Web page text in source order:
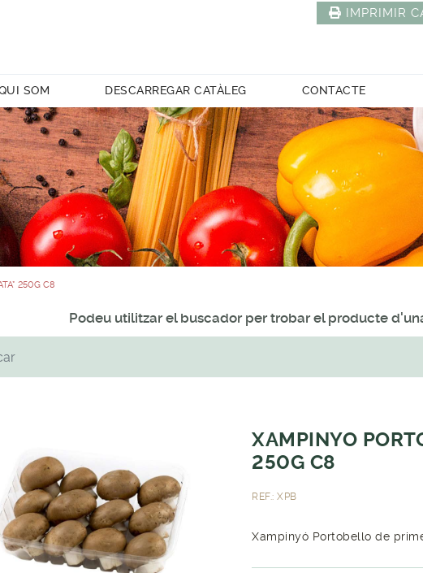
IMPRIMIR
SOM DESCARREGAR CATÀLEG CONTACTE
250G C8
Podeu utilitzar el buscador per trobar el producte
XAMPINYO
250G C8
REF.: XPB
Xampinyó Portobello de